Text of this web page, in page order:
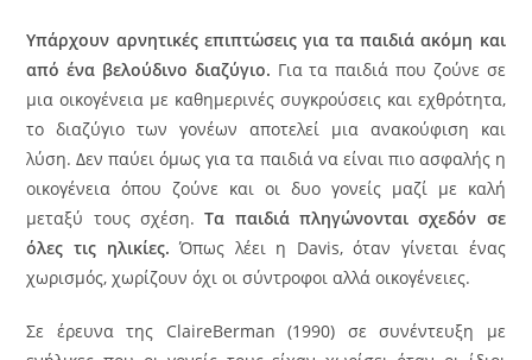
Υπάρχουν αρνητικές επιπτώσεις για τα παιδιά ακόμη και
από ένα βελούδινο διαζύγιο. Για τα παιδιά που ζούνε σε
μια οικογένεια με καθημερινές συγκρούσεις και εχθρότητα,
το διαζύγιο των γονέων αποτελεί μια ανακούφιση και
λύση. Δεν παύει όμως για τα παιδιά να είναι πιο ασφαλής η
οικογένεια όπου ζούνε και οι δυο γονείς μαζί με καλή
μεταξύ τους σχέση.Τα παιδιά πληγώνονται σχεδόν σε
όλες τις ηλικίες. Όπως λέει η Davis, όταν γίνεται ένας
χωρισμός, χωρίζουν όχι οι σύντροφοι αλλά οικογένειες.
Σε έρευνα της ClaireBerman (1990) σε συνέντευξη με